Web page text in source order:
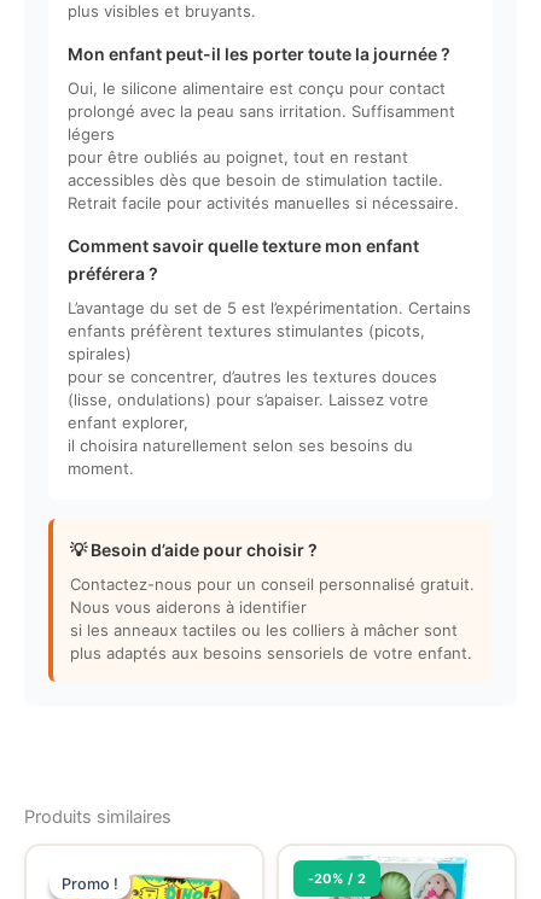
plus visibles et bruyants.
Mon enfant peut-il les porter toute la journée ?
Oui, le silicone alimentaire est conçu pour contact
prolongé avec la peau sans irritation. Suffisamment
légers
pour être oubliés au poignet, tout en restant
accessibles dès que besoin de stimulation tactile.
Retrait facile pour activités manuelles si nécessaire.
Comment savoir quelle texture mon enfant
préférera ?
L’avantage du set de 5 est l’expérimentation. Certains
enfants préfèrent textures stimulantes (picots,
spirales)
pour se concentrer, d’autres les textures douces
(lisse, ondulations) pour s’apaiser. Laissez votre
enfant explorer,
il choisira naturellement selon ses besoins du
moment.
💡 Besoin d’aide pour choisir ?
Contactez-nous pour un conseil personnalisé gratuit.
Nous vous aiderons à identifier
si les anneaux tactiles ou les colliers à mâcher sont
plus adaptés aux besoins sensoriels de votre enfant.
Produits similaires
Promo !
Promo ! -20% / 2